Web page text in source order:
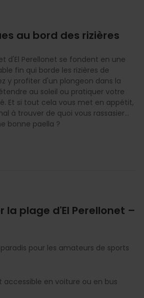
au bord des rizières
d'El Perellonet se fondent en une
fin qui borde les rizières de
y profiter d'un plongeon dans la
au soleil ou pratiquer votre
Et si tout cela vous met en appétit,
à trouver de quoi vous rassasier...
bonne paella ?
la plage d'El Perellonet –
pour les amateurs de sports
accessible en voiture ou en bus